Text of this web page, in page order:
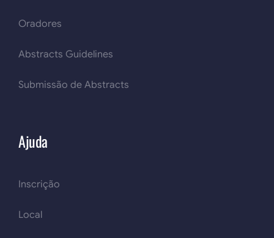
Oradores
Abstracts Guidelines
Submissão de Abstracts
Ajuda
Inscrição
Local